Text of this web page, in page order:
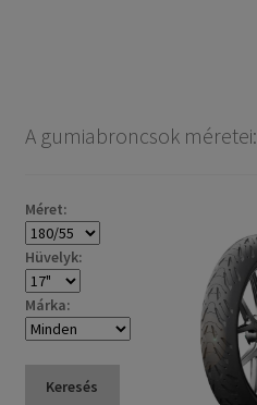
A gumiabroncsok méretei:
Méret:
Hüvelyk:
Márka:
Keresés